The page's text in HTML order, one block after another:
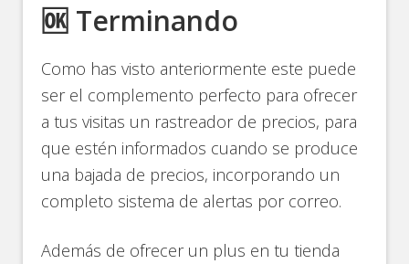
🆗 Terminando
Como has visto anteriormente este puede
ser el complemento perfecto para ofrecer
a tus visitas un rastreador de precios, para
que estén informados cuando se produce
una bajada de precios, incorporando un
completo sistema de alertas por correo.
Además de ofrecer un plus en tu tienda